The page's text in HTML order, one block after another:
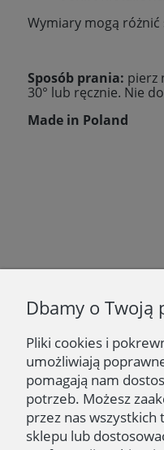
Wymiary mogą różnić
Sposób prania: pierz
30° lub ręcznie. Nie
Made in Poland
Podaj swój adres e-
informacje o
Dbamy o Twoją
Pliki cookies i
umożliwiają
pomagają nam
potrzeb. Możesz
przez nas
sklepu lub